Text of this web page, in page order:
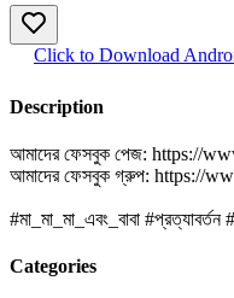
Click to Download
Description
আমাদের ফেসবুক পেজ: https://
আমাদের ফেসবুক গ্রুপ: https://
#মা​_মা_মা_এবং_বাবা
Categories